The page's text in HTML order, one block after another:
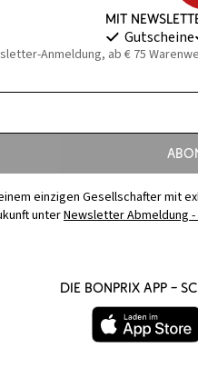
Mit
Gutscheine
Anmeldung, ab € 75
einzigen Gesellschafter mit
unterNewsletter Abmeldung
Die bonprix App –